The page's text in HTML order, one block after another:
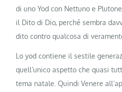
di uno Yod con Nettuno e
il Dito di Dio, perché sembra
dito contro qualcosa di
Lo yod contiene il sestile
quell’unico aspetto che quasi
tema natale. Quindi Venere